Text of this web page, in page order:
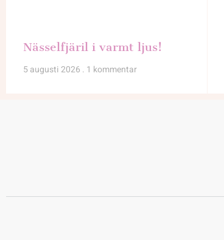
Nässelfjäril i varmt ljus!
5 augusti 2026 1 kommentar